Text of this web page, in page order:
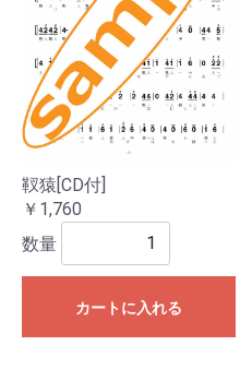
靫猿[CD付]
￥1,760
数量
カートに入れる